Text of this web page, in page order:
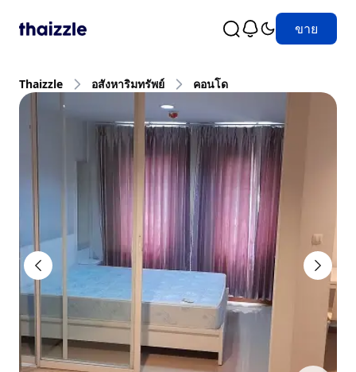
ขาย
Thaizzle อสังหาริมทรัพย์ คอนโด